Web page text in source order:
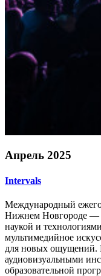
Апрель 2025
Intervals
Международный
Нижнем Новгороде —
наукой и
мультимедийное
для новых ощущений.
аудиовизуальными
образовательной